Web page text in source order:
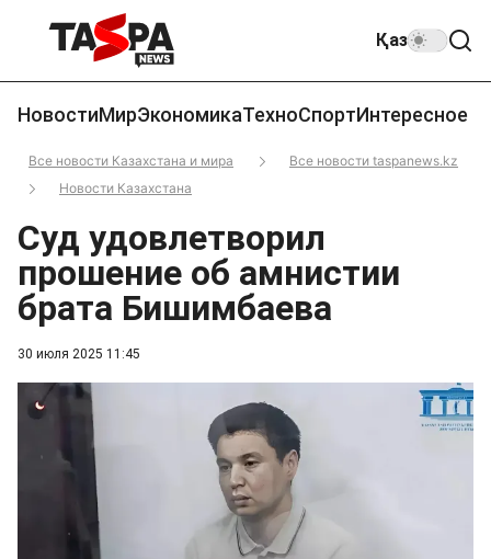
Қаз
НовостиМирЭкономикаТехноСпортИнтересное
Все новости Казахстана и мира
Все новости taspanews.kz
Новости Казахстана
30 июля 2025 11:45
Суд удовлетворил
прошение об амнистии
брата Бишимбаева